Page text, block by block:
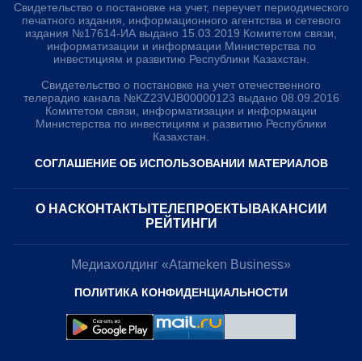
Свидетельство о постановке на учет, переучет периодического
печатного издания, информационного агентства и сетевого
издания №17614-ИА выдано 15.03.2019 Комитетом связи,
информатизации и информации Министерства по
инвестициям и развитию Республики Казахстан.
Свидетельство о постановке на учет отечественного
телерадио канала №KZ23VJB00000123 выдано 08.09.2016
Комитетом связи, информатизации и информации
Министерства по инвестициям и развитию Республики
Казахстан.
СОГЛАШЕНИЕ ОБ ИСПОЛЬЗОВАНИИ МАТЕРИАЛОВ
О НАС КОНТАКТЫ ТЕЛЕПРОЕКТЫ ВАКАНСИИ
РЕЙТИНГИ
Медиахолдинг «Atameken Business»
ПОЛИТИКА КОНФИДЕНЦИАЛЬНОСТИ